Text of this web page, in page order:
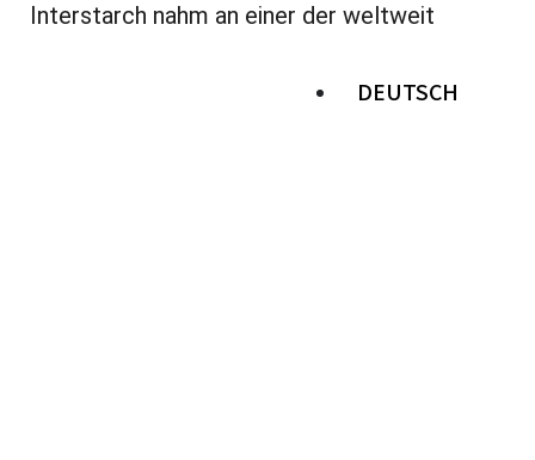
DEUTSCH
Interstarch nahm an einer der weltweit